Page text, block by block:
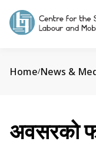
Home/News &
अवसरको